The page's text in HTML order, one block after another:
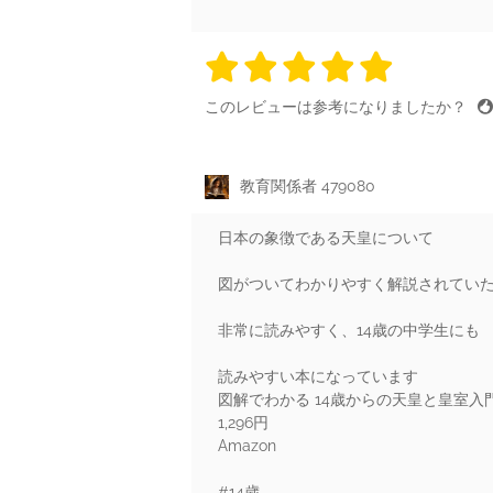
5 stars
5 stars
5 stars
5 stars
このレビューは参考になりましたか？
教育関係者 479080
日本の象徴である天皇について
図がついてわかりやすく解説されていた
非常に読みやすく、14歳の中学生にも
読みやすい本になっています
図解でわかる 14歳からの天皇と皇室入
1,296円
Amazon